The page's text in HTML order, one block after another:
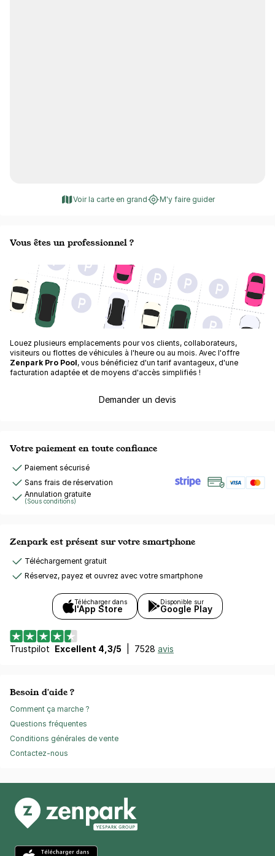
Voir la carte en grand M'y faire guider
Vous êtes un professionnel ?
Louez plusieurs emplacements pour vos clients, collaborateurs,
visiteurs ou flottes de véhicules à l'heure ou au mois. Avec l'offre
Zenpark Pro Pool, vous bénéficiez d'un tarif avantageux, d'une
facturation adaptée et de moyens d'accès simplifiés !
Demander un devis
Votre paiement en toute confiance
Paiement sécurisé
Sans frais de réservation
Annulation gratuite
(Sous conditions)
Zenpark est présent sur votre smartphone
Téléchargement gratuit
Réservez, payez et ouvrez avec votre smartphone
Télécharger dans
l'App Store
Disponible sur
Google Play
Trustpilot Excellent 4,3/5 7528 avis
Besoin d'aide ?
Comment ça marche ?
Questions fréquentes
Conditions générales de vente
Contactez-nous